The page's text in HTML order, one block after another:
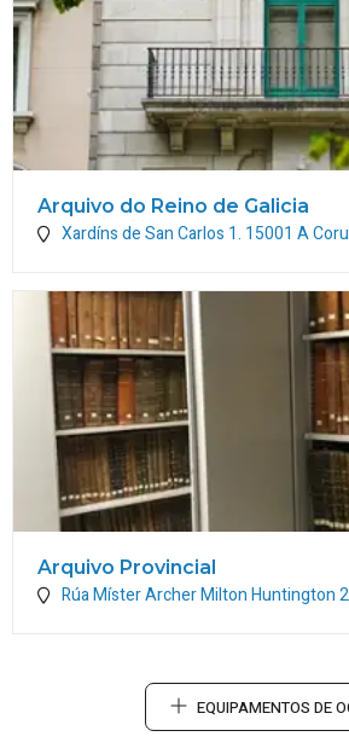
Arquivo do Reino de Galicia
Xardíns de San Carlos 1. 15001 A
Arquivo Provincial
Rúa Míster Archer Milton Huntington
EQUIPAMENTOS DE